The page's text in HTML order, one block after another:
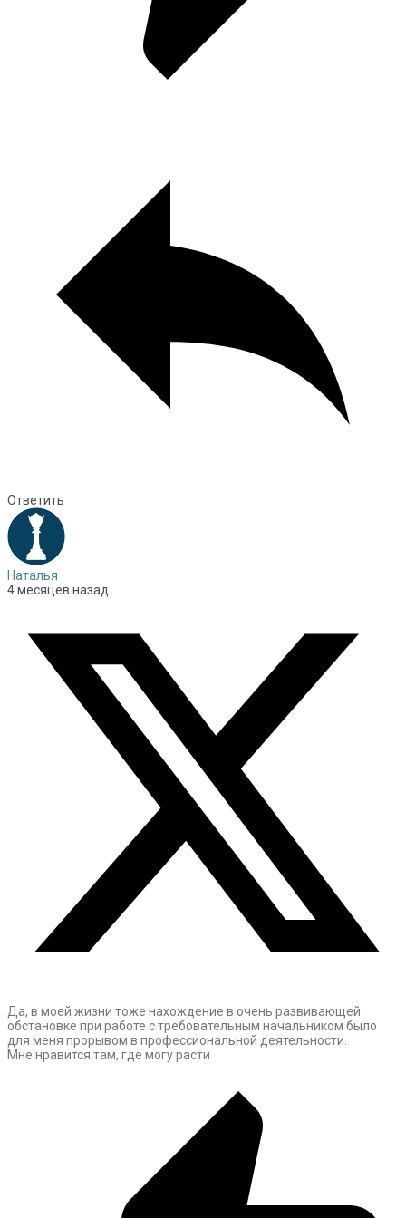
Ответить
Наталья
4 месяцев назад
Да, в моей жизни тоже нахождение в очень развивающей
обстановке при работе с требовательным начальником было
для меня прорывом в профессиональной деятельности.
Мне нравится там, где могу расти